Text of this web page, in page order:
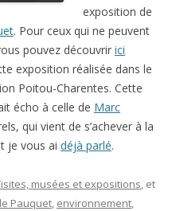
exposition de
. Pour ceux qui ne peuvent
pouvez découvrir ici
exposition réalisée dans le
Poitou-Charentes. Cette
écho à celle de Marc
qui vient de s’achever à la
je vous ai déjà parlé.
musées et expositions, et
Pauquet, environnement,